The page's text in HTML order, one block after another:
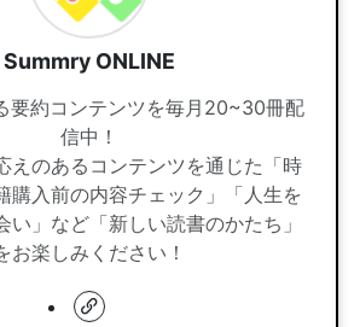
Summry ONLINE
要約コンテンツを毎月20~30冊配
信中！
えのあるコンテンツを通じた「時
購入前の内容チェック」「人生を
い」など「新しい読書のかたち」
お楽しみください！